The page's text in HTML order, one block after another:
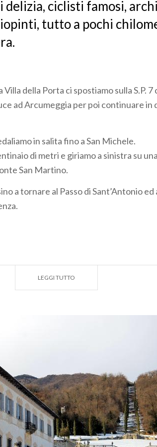
ciclisti famosi,
tutto a pochi
della Porta ci spostiamo sulla S.P. 7
ad Arcumeggia per poi continuare in
in salita fino a San Michele.
di metri e giriamo a sinistra su
San Martino.
a tornare al Passo di Sant’Antonio
MTB, da strada se ci si limita alla
venne trasformata in “villa di delizia”
roccocò e dal meraviglioso giardino
luoghi/villa-della-porta-
LEGGI TUTTO